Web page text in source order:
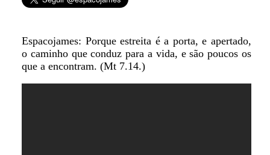
Espacojames: Porque estreita é a porta, e apertado,
o caminho que conduz para a vida, e são poucos os
que a encontram. (Mt 7.14.)